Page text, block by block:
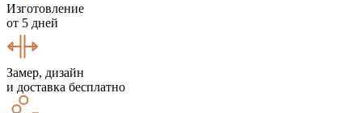
Изготовление
от 5 дней
Замер, дизайн
и доставка бесплатно